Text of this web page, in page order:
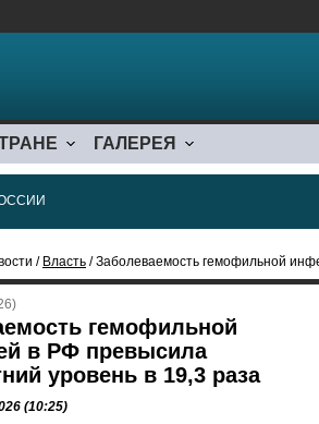
ГАЛЕРЕЯ
/ Власть / Заболеваемость гемофильной инфекцией
гемофильной
в РФ превысила
уровень в 19,3 раза
(10:25)